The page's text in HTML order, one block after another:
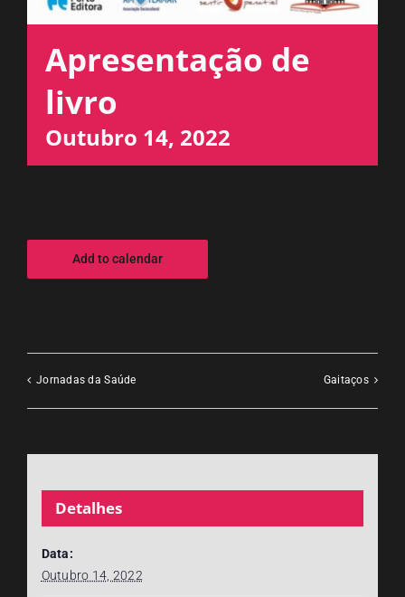
Apresentação de
livro
Outubro 14, 2022
Add to calendar
Jornadas da Saúde Gaitaços
Detalhes
Data:
Outubro 14, 2022